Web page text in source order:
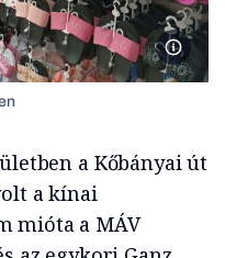
a Kőbányai út
a kínai
mióta a MÁV